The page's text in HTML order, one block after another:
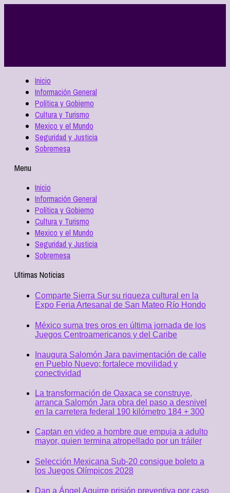
Inicio
Información General
Política y Gobierno
Cultura y Turismo
Mexico y el Mundo
Seguridad y Justicia
Sobremesa
Menu
Inicio
Información General
Política y Gobierno
Cultura y Turismo
Mexico y el Mundo
Seguridad y Justicia
Sobremesa
Ultimas Noticias
Comparte Sierra Sur su riqueza cultural en la
Expo Feria Artesanal de San Mateo Río Hondo
México suma tres oros en última jornada de los
Juegos Centroamericanos y del Caribe
Inaugura Salomón Jara pavimentación de calle
en Pueblo Nuevo; fortalece movilidad y
conectividad
La transformación de Oaxaca se construye,
arranca Salomón Jara obra del paso a desnivel
en la carretera federal 190 kilómetro 184 + 300
Captan en video a hombre que empuja a adulto
mayor, quien termina atropellado por un tráiler
Selección Mexicana Sub-20 consigue boleto a
los Juegos Olímpicos 2028
Dan a Ángel Aguirre prisión preventiva por caso